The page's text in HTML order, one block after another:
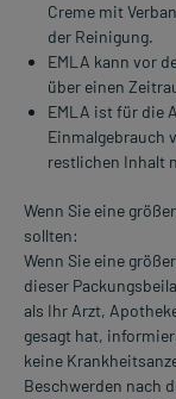
Creme mit
der Reinigung.
EMLA kann vor
über einen
EMLA ist für die
Einmalgebrauch
restlichen Inhalt
Wenn Sie eine
sollten:
Wenn Sie eine
dieser
als Ihr Arzt,
gesagt hat,
keine
Beschwerden nach